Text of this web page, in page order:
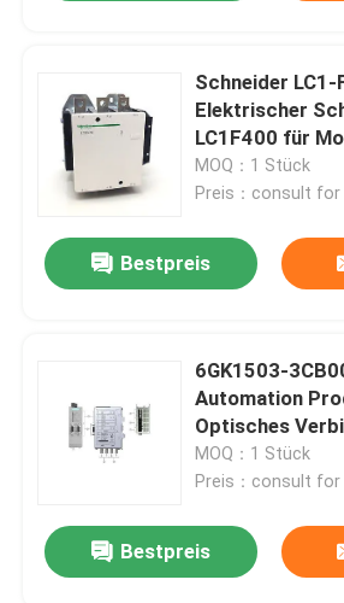
Schneider LC1-
Elektrischer
LC1F400 für
MOQ：1 Stück
Preis：consult
Bestpreis
6GK1503-
Automation
Optisches
MOQ：1 Stück
Preis：consult
Bestpreis